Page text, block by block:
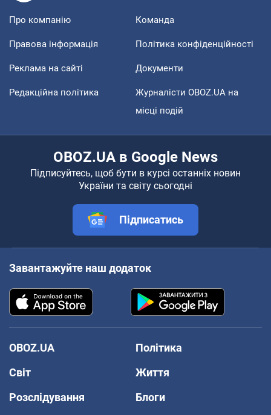
Про компанію Команда
Правова інформація Політика конфіденційності
Реклама на сайті Документи
Редакційна політика
Журналісти OBOZ.UA на
місці подій
OBOZ.UA в Google News
Підписуйтесь, щоб бути в курсі останніх новин
України та світу сьогодні
Підписатись
Завантажуйте наш додаток
OBOZ.UA
Політика
Світ
Життя
Розслідування
Блоги